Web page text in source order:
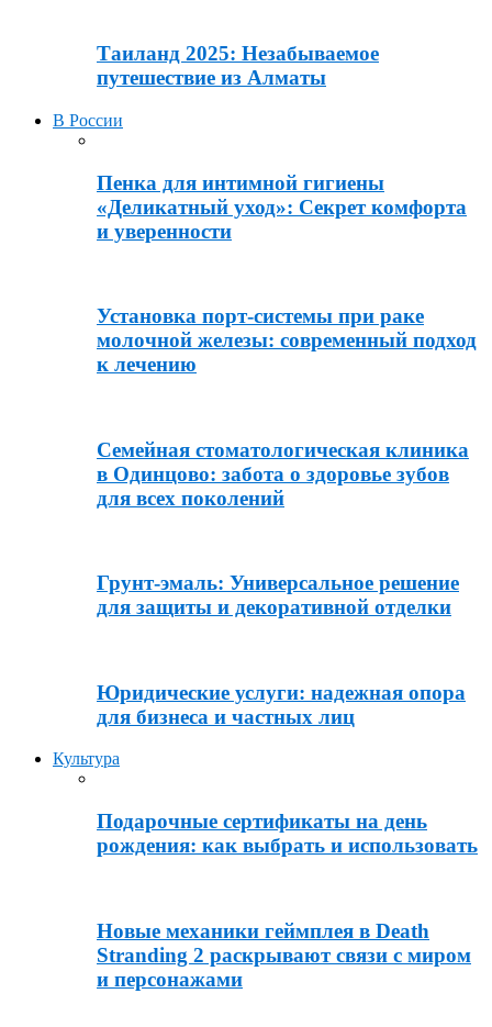
Таиланд 2025: Незабываемое
путешествие из Алматы
В России
Пенка для интимной гигиены
«Деликатный уход»: Секрет комфорта
и уверенности
Установка порт-системы при раке
молочной железы: современный подход
к лечению
Семейная стоматологическая клиника
в Одинцово: забота о здоровье зубов
для всех поколений
Грунт-эмаль: Универсальное решение
для защиты и декоративной отделки
Юридические услуги: надежная опора
для бизнеса и частных лиц
Культура
Подарочные сертификаты на день
рождения: как выбрать и использовать
Новые механики геймплея в Death
Stranding 2 раскрывают связи с миром
и персонажами